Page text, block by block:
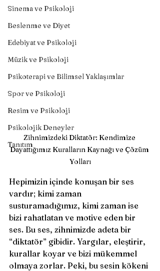
Sinema ve Psikoloji
Beslenme ve Diyet
Edebiyat ve Psikoloji
Müzik ve Psikoloji
Psikoterapi ve Bilimsel Yaklaşımlar
Spor ve Psikoloji
Resim ve Psikoloji
Psikolojik Deneyler
Tanıtım
Zihnimizdeki Diktatör: Kendimize
Dayattığımız Kuralların Kaynağı ve Çözüm
Yolları
Hepimizin içinde konuşan bir ses
vardır; kimi zaman
susturamadığımız, kimi zaman ise
bizi rahatlatan ve motive eden bir
ses. Bu ses, zihnimizde adeta bir
“diktatör” gibidir. Yargılar, eleştirir,
kurallar koyar ve bizi mükemmel
olmaya zorlar. Peki, bu sesin kökeni